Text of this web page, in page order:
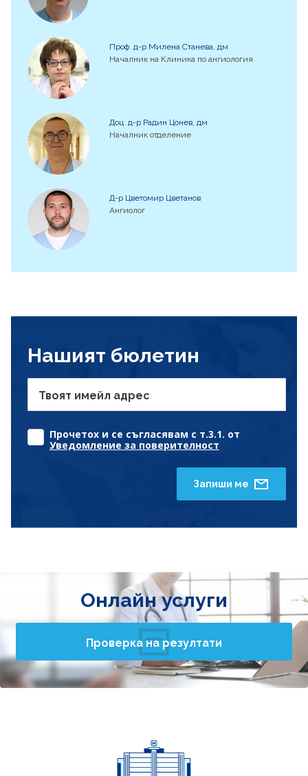
Проф. д-р Милена Станева, дм
Началник на Клиника по ангиология
Доц. д-р Радин Цонев, дм
Началник отделение
Д-р Цветомир Цветанов
Ангиолог
Нашият бюлетин
Твоят имейл адрес
Прочетох и се съгласявам с т.3.1. от
Уведомление за поверителност
Запиши ме
Онлайн услуги
Проверка на резултати